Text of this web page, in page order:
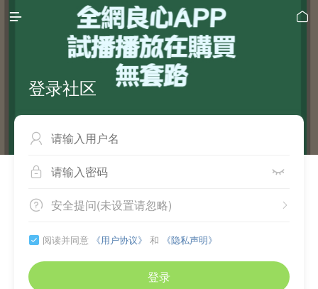
 
登录社区

 
 
安全提问(未设置请忽略)
 阅读并同意 《用户协议》 和 《隐私声明》
登录